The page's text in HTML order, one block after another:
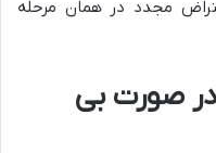
مجدد در همان مرحله
صورت بی